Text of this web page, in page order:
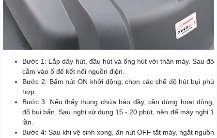
Bước 1: Lắp dây hút, đầu hút và ống hút với thân máy. Sau đó
cắm vào ổ để kết nối nguồn điện.
Bước 2: Bấm nút ON khởi động, chọn các chế độ hút bụi phù
hợp.
Bước 3: Nếu thấy thùng chứa báo đầy, cần dừng hoạt động,
đổ bụi bẩn. Sau nghỉ sử dụng 15 - 20 phút, nên để máy nghỉ 1
lần.
Bước 4: Sau khi vệ sinh xong, ấn nút OFF tắt máy, ngắt nguồn